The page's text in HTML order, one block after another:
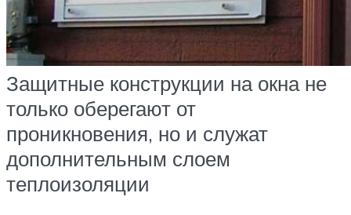
Защитные конструкции на окна не
только оберегают от
проникновения, но и служат
дополнительным слоем
теплоизоляции